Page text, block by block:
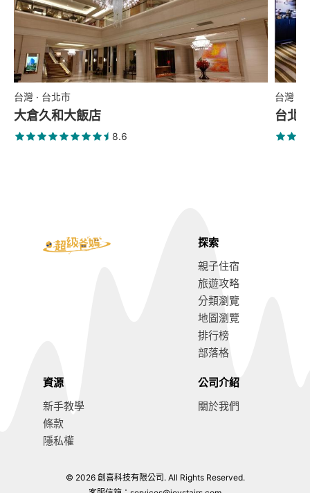
台灣 · 台北市
大倉久和大飯店
8.6
台灣 ·
台北
探索
親子住宿
旅遊攻略
分類瀏覽
地圖瀏覽
排行榜
部落格
資源
新手教學
條款
隱私權
公司介紹
關於我們
© 2026 創喜科技有限公司. All Rights Reserved.